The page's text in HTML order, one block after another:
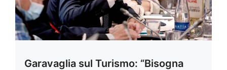
Garavaglia sul Turismo: “Bisogna